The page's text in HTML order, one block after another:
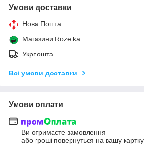
Умови доставки
Нова Пошта
Магазини Rozetka
Укрпошта
Всі умови доставки
Умови оплати
Ви отримаєте замовлення
або гроші повернуться на вашу картку